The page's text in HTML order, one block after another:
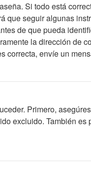
Si todo está
que seguir algunas
de que pueda
la dirección de
correcta, envíe un
Primero,
excluido. También